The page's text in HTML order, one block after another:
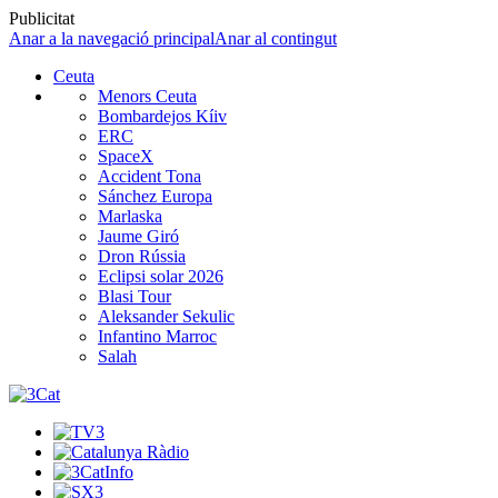
Publicitat
Anar a la navegació principalAnar al contingut
Ceuta
Menors Ceuta
Bombardejos Kíiv
ERC
SpaceX
Accident Tona
Sánchez Europa
Marlaska
Jaume Giró
Dron Rússia
Eclipsi solar 2026
Blasi Tour
Aleksander Sekulic
Infantino Marroc
Salah